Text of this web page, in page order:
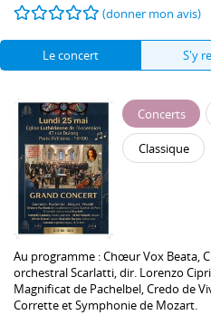
(donner mon avis)
Le concert S'y
Concerts
Classique
Au programme :Chœur Vox Beata,
orchestral Scarlatti, dir. Lorenzo
Magnificat de Pachelbel, Credo de
Corrette et Symphonie de Mozart.